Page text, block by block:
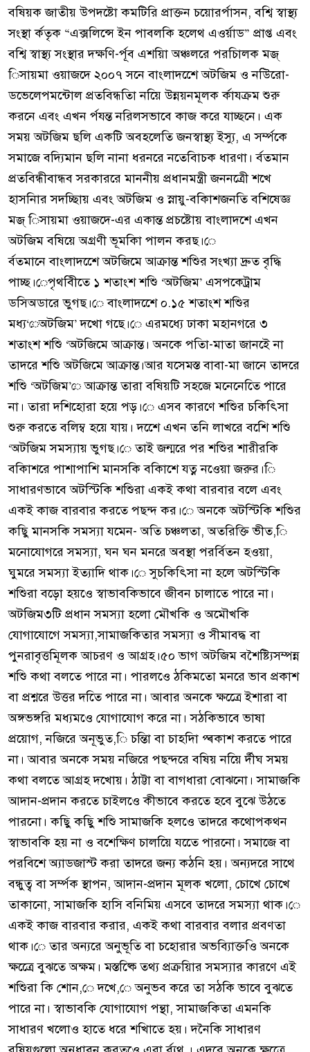
বষিয়ক জাতীয় উপদষ্টো কমটিরি প্রাক্তন চয়োরর্পাসন, বশ্বি স্বাস্থ্য
সংস্থা র্কতৃক “এক্সলিন্সে ইন পাবলকি হলেথ এওর্য়াড” প্রাপ্ত এবং
বশ্বি স্বাস্থ্য সংস্থার দক্ষণি-র্পূব এশয়িা অঞ্চলরে পরচিালক মজ্
িসায়মা ওয়াজদে ২০০৭ সনে বাংলাদশেে অটজিম ও নউিরো-
ডভেলেপমন্টোল প্রতবিন্ধতিা নয়িে উন্নয়নমূলক র্কাযক্রম শুরু
করনে এবং এখন র্পযন্ত নরিলসভাবে কাজ করে যাচ্ছনে। এক
সময় অটজিম ছলি একটি অবহলেতি জনস্বাস্থ্য ইস্যু, এ সর্ম্পকে
সমাজে বদ্যিমান ছলি নানা ধরনরে নতেবিাচক ধারণা। র্বতমান
প্রতবিন্ধীবান্ধব সরকাররে মাননীয় প্রধানমন্ত্রী জননত্রেী শখে
হাসনিার সদচ্ছিায় এবং অটজিম ও স্নায়ু-বকিাশজনতি বশিষেজ্ঞ
মজ্ িসায়মা ওয়াজদে-এর একান্ত প্রচষ্টোয় বাংলাদশে এখন
অটজিম বষিয়ে অগ্রণী ভূমকিা পালন করছ।ে
র্বতমানে বাংলাদশেে অটজিমে আক্রান্ত শশিুর সংখ্যা দ্রুত বৃদ্ধি
পাচ্ছ।েপৃথবিীতে ১ শতাংশ শশিু ‘অটজিম’ এসপকেট্রাম
ডসিঅডারে ভুগছ।ে বাংলাদশেে ০.১৫ শতাংশ শশিুর
মধ্য‘েঅটজিম’ দখো গছে।ে এরমধ্যে ঢাকা মহানগরে ৩
শতাংশ শশিু ‘অটজিমে আক্রান্ত। অনকে পতিা-মাতা জানইে না
তাদরে শশিু অটজিমে আক্রান্ত।আর যসেমস্ত বাবা-মা জানে তাদরে
শশিু ‘অটজিম’ে আক্রান্ত তারা বষিয়টি সহজে মনেনেতিে পারে
না। তারা দশিহোরা হয়ে পড়।ে এসব কারণে শশিুর চকিৎিসা
শুরু করতে বলিম্ব হয়ে যায়। দশেে এখন তনি লাখরে বশেি শশিু
‘অটজিম সমস্যায় ভুগছ।ে তাই জন্মরে পর শশিুর শারীরকি
বকিাশরে পাশাপাশি মানসকি বকিাশে যত্ন নওেয়া জরুর।ি
সাধারণভাবে অটস্টিকি শশিুরা একই কথা বারবার বলে এবং
একই কাজ বারবার করতে পছন্দ কর।ে অনকে অটস্টিকি শশিুর
কছিু মানসকি সমস্যা যমেন- অতি চঞ্চলতা, অতরিক্তি ভীত,ি
মনোযোগরে সমস্যা, ঘন ঘন মনরে অবস্থা পরর্বিতন হওয়া,
ঘুমরে সমস্যা ইত্যাদি থাক।ে সুচকিৎিসা না হলে অটস্টিকি
শশিুরা বড়ো হয়ওে স্বাভাবকিভাবে জীবন চালাতে পারে না।
অটজিম৩টি প্রধান সমস্যা হলো মৌখকি ও অমৌখকি
যোগাযোগে সমস্যা,সামাজকিতার সমস্যা ও সীমাবদ্ধ বা
পুনরাবৃত্তমিূলক আচরণ ও আগ্রহ।৫০ ভাগ অটজিম বশৈষ্ট্যিসম্পন্ন
শশিু কথা বলতে পারে না। পারলওে ঠকিমতো মনরে ভাব প্রকাশ
বা প্রশ্নরে উত্তর দতিে পারে না। আবার অনকে ক্ষত্রেে ইশারা বা
অঙ্গভঙ্গরি মধ্যমওে যোগাযোগ করে না। সঠকিভাবে ভাষা
প্রয়োগ, নজিরে অনূভুত,ি চন্তিা বা চাহদিা প্ৰকাশ করতে পারে
না। আবার অনকে সময় নজিরে পছন্দরে বষিয় নয়িে র্দীঘ সময়
কথা বলতে আগ্রহ দখোয়। ঠাট্টা বা বাগধারা বোঝনো। সামাজকি
আদান-প্রদান করতে চাইলওে কীভাবে করতে হবে বুঝে উঠতে
পারনো। কছিু কছিু শশিু সামাজকি হলওে তাদরে কথোপকথন
স্বাভাবকি হয় না ও বশেক্ষিণ চালয়িে যতেে পারনো। সমাজে বা
পরবিশে অ্যাডজাস্ট করা তাদরে জন্য কঠনি হয়। অন্যদরে সাথে
বন্ধুত্ব বা সর্ম্পক স্থাপন, আদান-প্রদান মূলক খলো, চোখে চোখে
তাকানো, সামাজকি হাসি বনিমিয় এসবে তাদরে সমস্যা থাক।ে
একই কাজ বারবার করার, একই কথা বারবার বলার প্রবণতা
থাক।ে তার অন্যরে অনুভূতি বা চহোরার অভব্যিাক্তওি অনকে
ক্ষত্রেে বুঝতে অক্ষম। মস্তষ্কিে তথ্য প্রক্রয়িার সমস্যার কারণে এই
শশিুরা কি শোন,ে দখে,ে অনুভব করে তা সঠকি ভাবে বুঝতে
পারে না। স্বাভাবকি যোগাযোগ পন্থা, সামাজকিতা এমনকি
সাধারণ খলোও হাতে ধরে শখিাতে হয়। দনৈকি সাধারণ